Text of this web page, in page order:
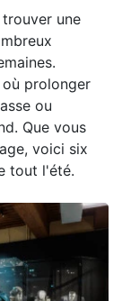
une
prolonger
ou
Que vous
voici six
tout l'été.